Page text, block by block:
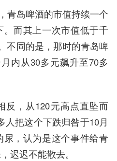
青岛啤酒的市值持续一个
而其上一次市值低于千
不同的是，那时的青岛啤
内从30多元飙升至70多
反，从120元高点直坠而
人把这个下跌归咎于10月
，认为是这个事件给青
迟迟不能散去。